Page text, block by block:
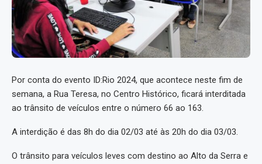
Por conta do evento ID:Rio 2024, que acontece neste fim de
semana, a Rua Teresa, no Centro Histórico, ficará interditada
ao trânsito de veículos entre o número 66 ao 163.
A interdição é das 8h do dia 02/03 até às 20h do dia 03/03.
O trânsito para veículos leves com destino ao Alto da Serra e